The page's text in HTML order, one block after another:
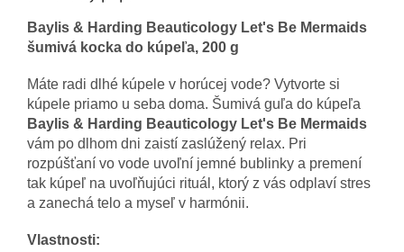
Baylis & Harding Beauticology Let's Be Mermaids
šumivá kocka do kúpeľa, 200 g
Máte radi dlhé kúpele v horúcej vode? Vytvorte si
kúpele priamo u seba doma. Šumivá guľa do kúpeľa
Baylis & Harding Beauticology Let's Be Mermaids
vám po dlhom dni zaistí zaslúžený relax. Pri
rozpúšťaní vo vode uvoľní jemné bublinky a premení
tak kúpeľ na uvoľňujúci rituál, ktorý z vás odplaví stres
a zanechá telo a myseľ v harmónii.
Vlastnosti: